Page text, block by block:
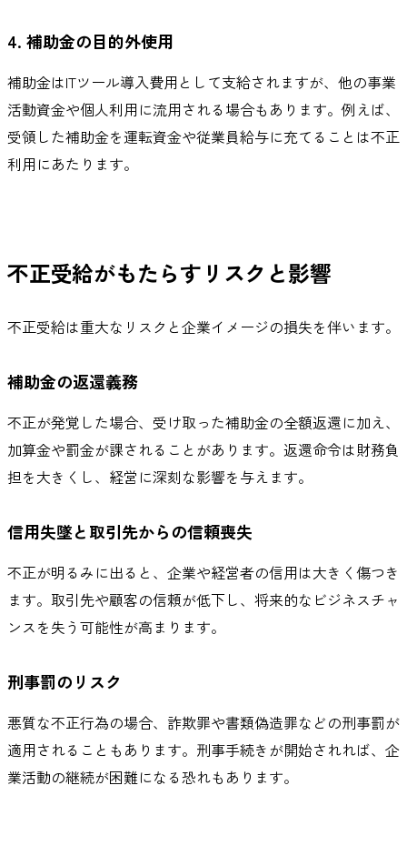
4. 補助金の目的外使用
補助金はITツール導入費用として支給されますが、他の事業
活動資金や個人利用に流用される場合もあります。例えば、
受領した補助金を運転資金や従業員給与に充てることは不正
利用にあたります。
不正受給がもたらすリスクと影響
不正受給は重大なリスクと企業イメージの損失を伴います。
補助金の返還義務
不正が発覚した場合、受け取った補助金の全額返還に加え、
加算金や罰金が課されることがあります。返還命令は財務負
担を大きくし、経営に深刻な影響を与えます。
信用失墜と取引先からの信頼喪失
不正が明るみに出ると、企業や経営者の信用は大きく傷つき
ます。取引先や顧客の信頼が低下し、将来的なビジネスチャ
ンスを失う可能性が高まります。
刑事罰のリスク
悪質な不正行為の場合、詐欺罪や書類偽造罪などの刑事罰が
適用されることもあります。刑事手続きが開始されれば、企
業活動の継続が困難になる恐れもあります。